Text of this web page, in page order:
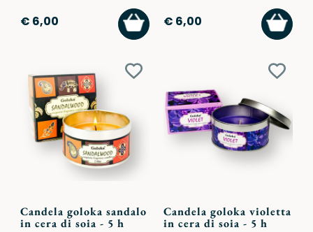
€ 6,00
AGGIUNGI
AL
CARRELLO
€ 6,00
AL
Aggiungi
preferiti
Candela goloka sandalo
in cera di soia - 5 h
Candela goloka violetta
in cera di soia - 5 h